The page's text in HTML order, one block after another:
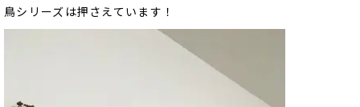
鳥シリーズは押さえています！